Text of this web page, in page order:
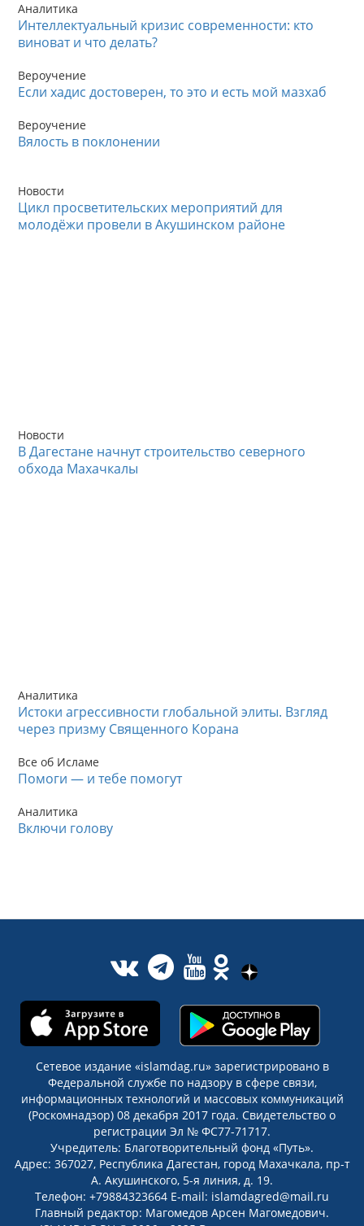
Аналитика
Интеллектуальный кризис современности: кто
виноват и что делать?
Вероучение
Если хадис достоверен, то это и есть мой мазхаб
Вероучение
Вялость в поклонении
Новости
Цикл просветительских мероприятий для
молодёжи провели в Акушинском районе
Новости
В Дагестане начнут строительство северного
обхода Махачкалы
Аналитика
Истоки агрессивности глобальной элиты. Взгляд
через призму Священного Корана
Все об Исламе
Помоги — и тебе помогут
Аналитика
Включи голову
Сетевое издание «islamdag.ru» зарегистрировано в
Федеральной службе по надзору в сфере связи,
информационных технологий и массовых коммуникаций
(Роскомнадзор) 08 декабря 2017 года. Свидетельство о
регистрации Эл № ФС77-71717.
Учредитель: Благотворительный фонд «Путь».
Адрес: 367027, Республика Дагестан, город Махачкала, пр-т
А. Акушинского, 5-я линия, д. 19.
Телефон: +79884323664 E-mail: islamdagred@mail.ru
Главный редактор: Магомедов Арсен Магомедович.